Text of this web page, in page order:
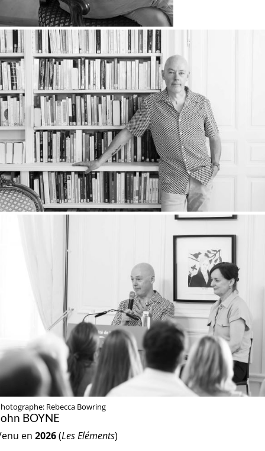
Rebecca Bowring
BOYNE
en 2026(Les Eléments)